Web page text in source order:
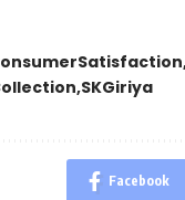
SKGiriya
Facebook